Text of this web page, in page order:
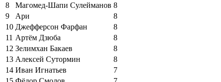
8
Магомед-Шапи Сулейманов 8
9
Ари
8
10 Джефферсон Фарфан
8
11 Артём Дзюба
8
12 Зелимхан Бакаев
8
13 Алексей Сутормин
8
14 Иван Игнатьев
7